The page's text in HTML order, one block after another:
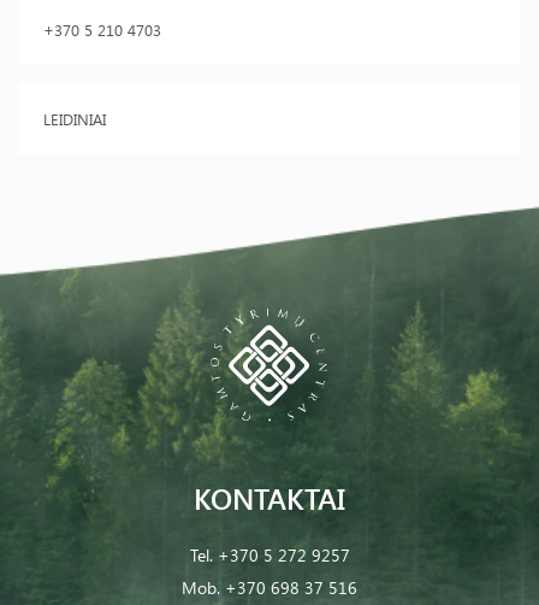
+370 5 210 4703
LEIDINIAI
KONTAKTAI
Tel. +370 5 272 9257
Mob. +370 698 37 516